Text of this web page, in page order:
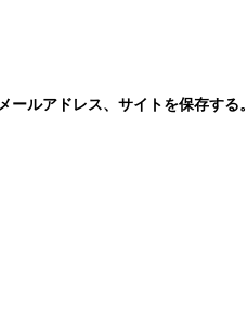
ルアドレス、サイトを保存する。